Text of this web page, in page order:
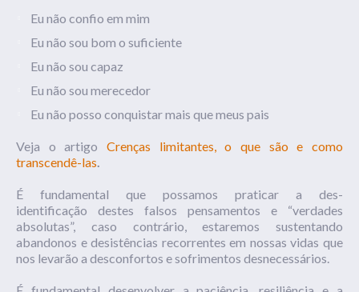
Eu não confio em mim
Eu não sou bom o suficiente
Eu não sou capaz
Eu não sou merecedor
Eu não posso conquistar mais que meus pais
Veja o artigo Crenças limitantes, o que são e como
transcendê-las.
É fundamental que possamos praticar a des-
identificação destes falsos pensamentos e “verdades
absolutas”, caso contrário, estaremos sustentando
abandonos e desistências recorrentes em nossas vidas que
nos levarão a desconfortos e sofrimentos desnecessários.